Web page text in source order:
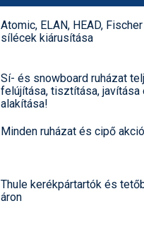
Atomic, ELAN, HEAD,
sílécek kiárusítása
Sí- és snowboard ruházat
felújítása, tisztítása, javítása
alakítása!
Minden ruházat és cipő
Thule kerékpártartók és
áron